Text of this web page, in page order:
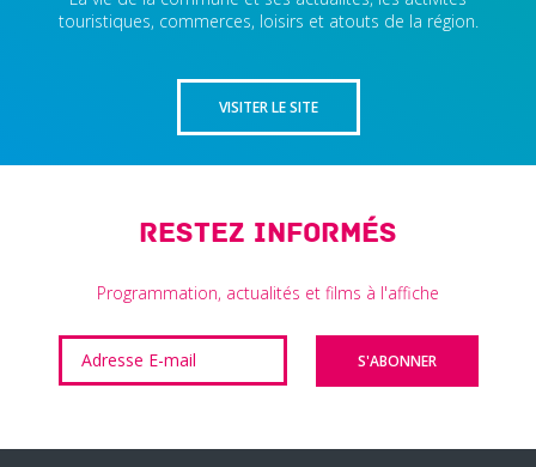
touristiques, commerces, loisirs et atouts de la région.
VISITER LE SITE
Restez informés
Programmation, actualités et films à l'affiche